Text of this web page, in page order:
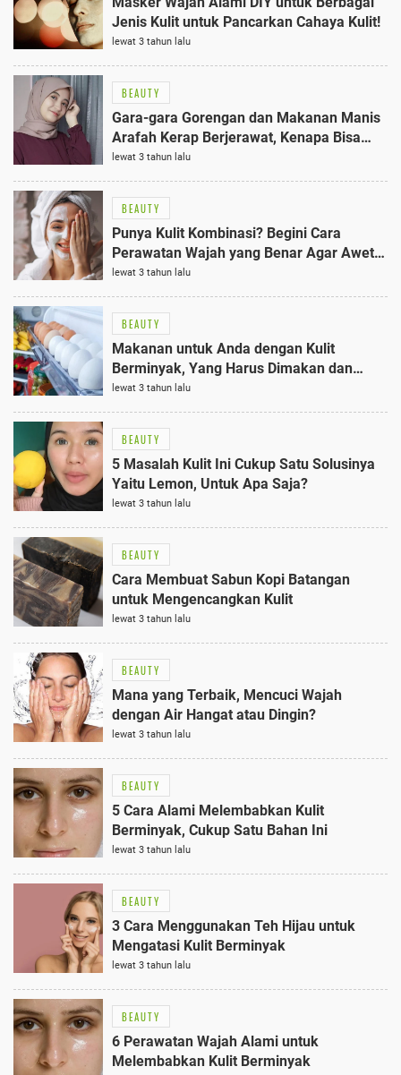
Jenis Kulit untuk Pancarkan Cahaya Kulit!
lewat 3 tahun lalu
BEAUTY
Gara-gara Gorengan dan Makanan Manis
Arafah Kerap Berjerawat, Kenapa Bisa
Begitu?
lewat 3 tahun lalu
BEAUTY
Punya Kulit Kombinasi? Begini Cara
Perawatan Wajah yang Benar Agar Awet
Muda
lewat 3 tahun lalu
BEAUTY
Makanan untuk Anda dengan Kulit
Berminyak, Yang Harus Dimakan dan
Dihindari
lewat 3 tahun lalu
BEAUTY
5 Masalah Kulit Ini Cukup Satu Solusinya
Yaitu Lemon, Untuk Apa Saja?
lewat 3 tahun lalu
BEAUTY
Cara Membuat Sabun Kopi Batangan
untuk Mengencangkan Kulit
lewat 3 tahun lalu
BEAUTY
Mana yang Terbaik, Mencuci Wajah
dengan Air Hangat atau Dingin?
lewat 3 tahun lalu
BEAUTY
5 Cara Alami Melembabkan Kulit
Berminyak, Cukup Satu Bahan Ini
lewat 3 tahun lalu
BEAUTY
3 Cara Menggunakan Teh Hijau untuk
Mengatasi Kulit Berminyak
lewat 3 tahun lalu
BEAUTY
6 Perawatan Wajah Alami untuk
Melembabkan Kulit Berminyak